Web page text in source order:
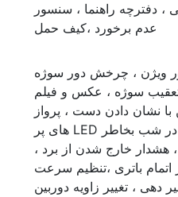
، دفترچه راهنما ، سنسور
عدم برخورد ،کیف حمل
ویژن ، چرخش دور سوژه
سوژه ، عکس و فیلم
با نشان دادن دست ، پرواز
آسان در شب بخاطر LED های پر
، هشدار خارج شدن از برد ،
اتمام باتری ،تنظیم سرعت
دهی ، تغییر زاویه دوربین